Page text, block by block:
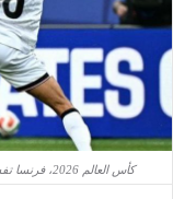
كأس العالم 2026، فرنسا تفشل في فك شفرات باراجواي بعد مرور 30 دقيقة - المدينة برس